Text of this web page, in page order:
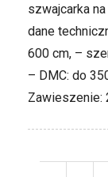
szwajcarka
dane
600 cm, –
– DMC: do
Zawieszenie: